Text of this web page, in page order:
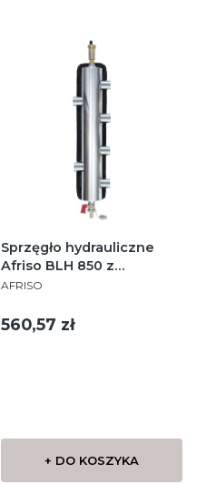
Sprzęgło hydrauliczne
Afriso BLH 850 z
rozdzielaczem 70kW 1x2
PRODUCENT
AFRISO
Cena
560,57 zł
+ DO KOSZYKA